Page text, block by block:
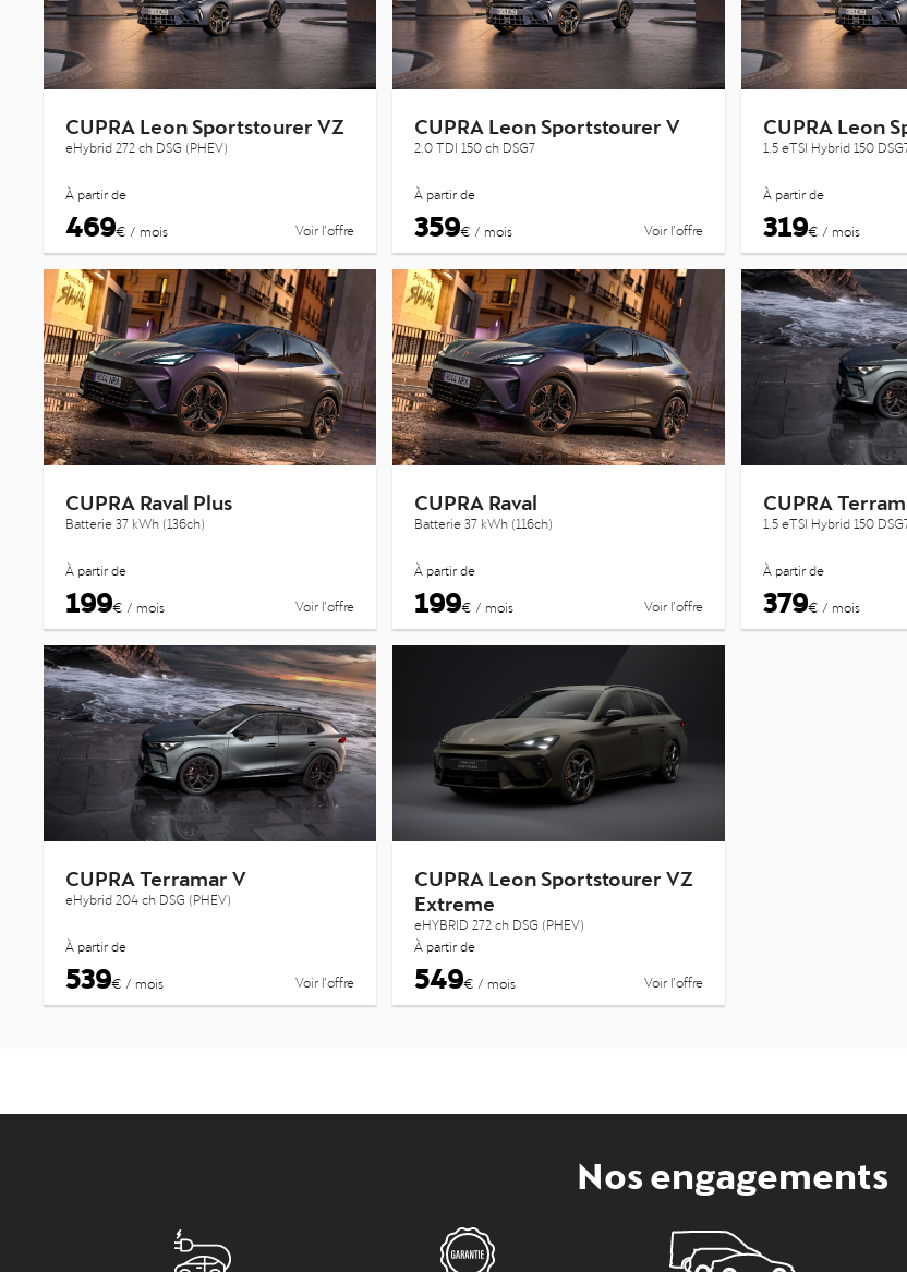
CUPRA Leon Sportstourer VZ
eHybrid 272 ch DSG (PHEV)
À partir de
469€ / mois Voir l’offre
CUPRA Leon Sportstourer V
2.0 TDI 150 ch DSG7
À partir de
359€ / mois Voir l’offre
CUPRA Leon
1.5 eTSI Hybrid 150
À partir de
319€ / mois
CUPRA Raval Plus
Batterie 37 kWh (136ch)
À partir de
199€ / mois Voir l’offre
CUPRA Raval
Batterie 37 kWh (116ch)
À partir de
199€ / mois Voir l’offre
CUPRA
1.5 eTSI Hybrid 150
À partir de
379€ / mois
CUPRA Terramar V
eHybrid 204 ch DSG (PHEV)
À partir de
539€ / mois Voir l’offre
CUPRA Leon Sportstourer VZ
Extreme
eHYBRID 272 ch DSG (PHEV)
À partir de
549€ / mois Voir l’offre
Nos engagements